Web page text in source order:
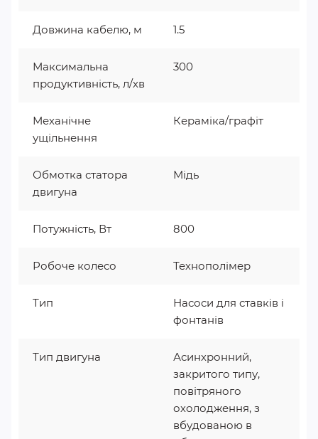
Довжина кабелю, м 1.5
Максимальна
продуктивність, л/хв
300
Механічне
ущільнення
Кераміка/графіт
Обмотка статора
двигуна
Мідь
Потужність, Вт 800
Робоче колесо Технополімер
Тип
Насоси для ставків і
фонтанів
Тип двигуна
Асинхронний,
закритого типу,
повітряного
охолодження, з
вбудованою в